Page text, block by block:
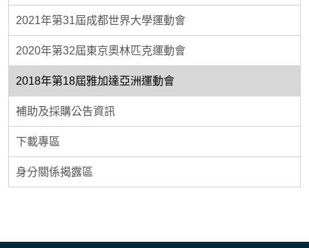
2021年第31屆成都世界大學運動會
2020年第32屆東京奧林匹克運動會
2018年第18屆雅加達亞洲運動會
補助及採購公告資訊
下載專區
身分關係揭露區